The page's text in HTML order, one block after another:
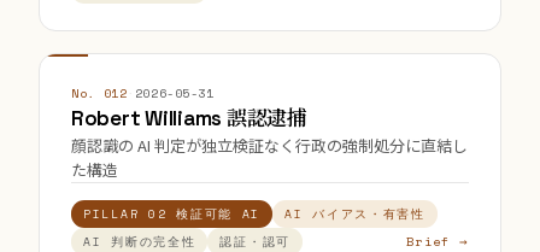
No. 012 2026-05-31
Robert Williams 誤認逮捕
顔認識の AI 判定が独立検証なく行政の強制処分に直結し
た構造
PILLAR 02 検証可能 AI
AI バイアス・有害性
AI 判断の完全性
認証・認可 Brief →